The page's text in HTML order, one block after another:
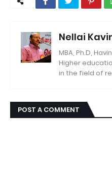
Nellai
MBA, Ph.D,
Higher
in the field of
POST A COMMENT